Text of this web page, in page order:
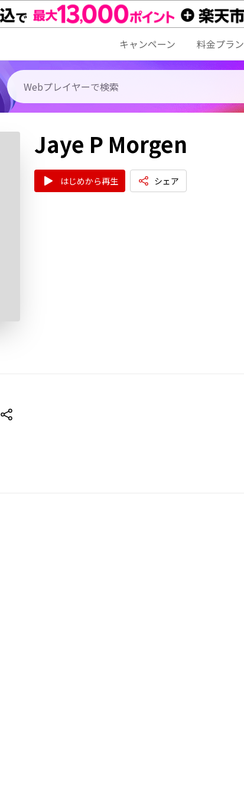
キャンペーン 料金プラン
Jaye P Morgen
はじめから再生 シェア